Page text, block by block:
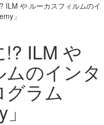
ILM や ルーカスフィルムのイ
」
ILM や
のインタ
ラム